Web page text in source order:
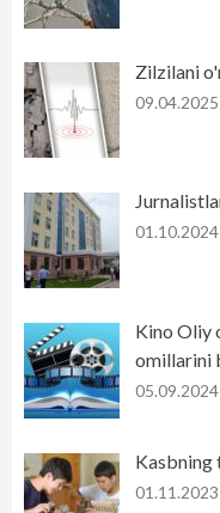
Zilzilani
09.04.2025
01.10.2024
Kino Oliy
omillarini
05.09.2024
Kasbning
01.11.2023